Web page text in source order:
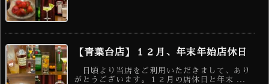
【青葉台店】１２月、年末年始店休日
日頃より当店をご利用いただきまして、あり
がとうございます。１２月の店休日と年末 ...